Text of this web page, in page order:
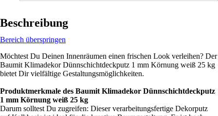
Beschreibung
Bereich überspringen
Möchtest Du Deinen Innenräumen einen frischen Look verleihen? Der
Baumit Klimadekor Dünnschichtdeckputz 1 mm Körnung weiß 25 kg
bietet Dir vielfältige Gestaltungsmöglichkeiten.
Produktmerkmale des Baumit Klimadekor Dünnschichtdeckputz
1 mm Körnung weiß 25 kg
Darum solltest Du zugreifen: Dieser verarbeitungsfertige Dekorputz